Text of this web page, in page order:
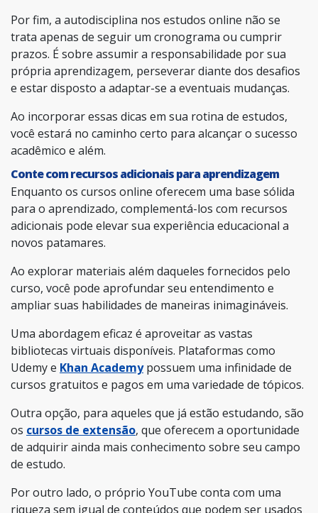
Por fim, a autodisciplina nos estudos online não se
trata apenas de seguir um cronograma ou cumprir
prazos. É sobre assumir a responsabilidade por sua
própria aprendizagem, perseverar diante dos desafios
e estar disposto a adaptar-se a eventuais mudanças.
Ao incorporar essas dicas em sua rotina de estudos,
você estará no caminho certo para alcançar o sucesso
acadêmico e além.
Conte com recursos adicionais para aprendizagem
Enquanto os cursos online oferecem uma base sólida
para o aprendizado, complementá-los com recursos
adicionais pode elevar sua experiência educacional a
novos patamares.
Ao explorar materiais além daqueles fornecidos pelo
curso, você pode aprofundar seu entendimento e
ampliar suas habilidades de maneiras inimagináveis.
Uma abordagem eficaz é aproveitar as vastas
bibliotecas virtuais disponíveis. Plataformas como
Udemy e Khan Academypossuem uma infinidade de
cursos gratuitos e pagos em uma variedade de tópicos.
Outra opção, para aqueles que já estão estudando, são
os cursos de extensão, que oferecem a oportunidade
de adquirir ainda mais conhecimento sobre seu campo
de estudo.
Por outro lado, o próprio YouTube conta com uma
riqueza sem igual de conteúdos que podem ser usados